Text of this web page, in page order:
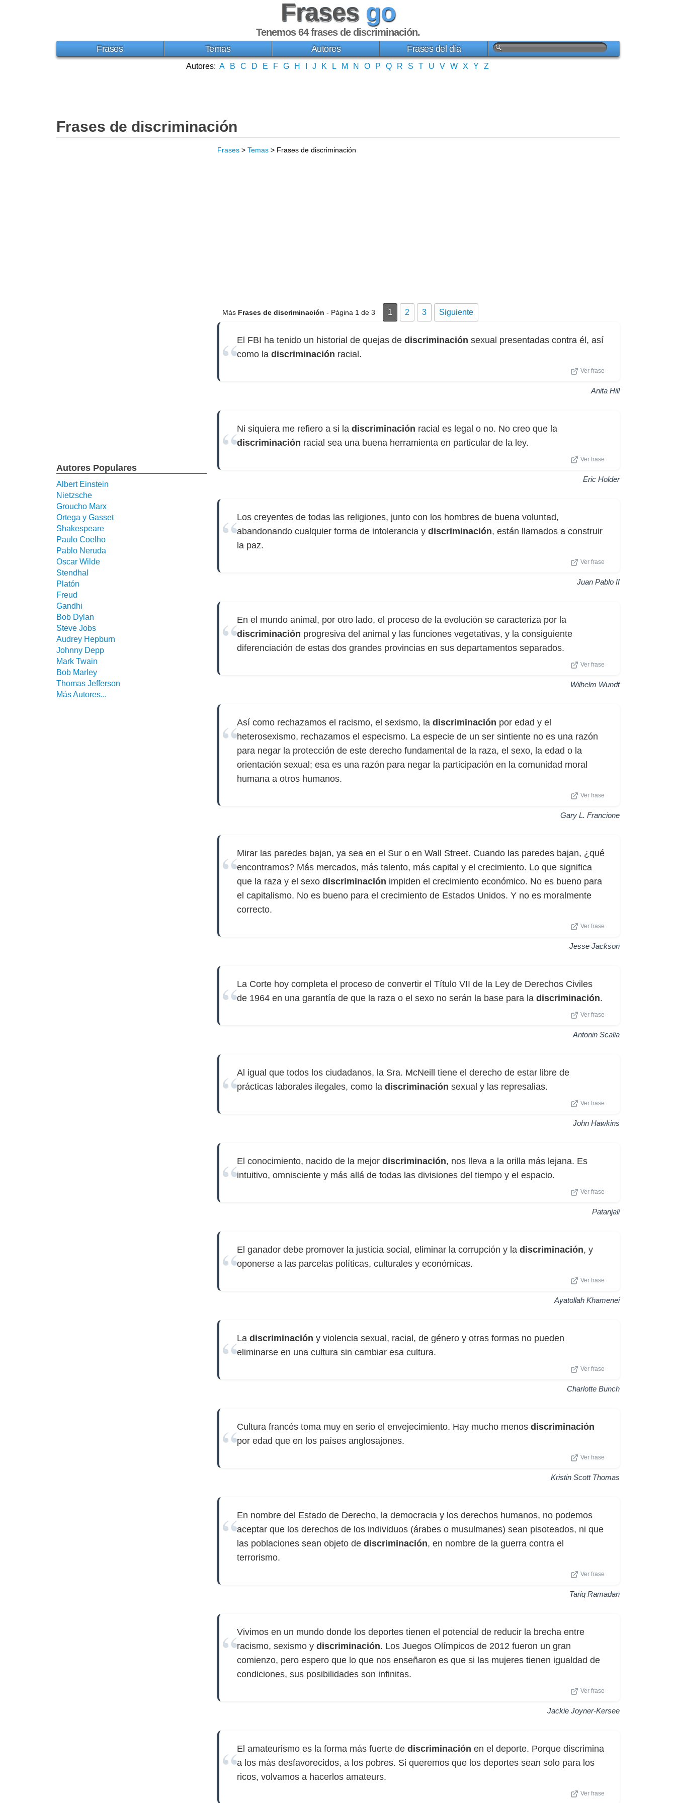
Frases go
Tenemos 64frases de discriminación.
Frases Temas Autores Frases del día
Autores: A B C D E F G H J K L M N O P Q R S T U V W X Y Z
Frases de discriminación
Frases > Temas > Frases de discriminación
Más Frases de discriminación - Página 1 de 3 1 2 3 Siguiente
El FBI ha tenido un historial de quejas de discriminación sexual presentadas contra él, así
como la discriminación racial.
Ver frase
Anita Hill
Ni siquiera me refiero a si la discriminación racial es legal o no. No creo que la
discriminación racial sea una buena herramienta en particular de la ley.
Ver frase
Eric Holder
Los creyentes de todas las religiones, junto con los hombres de buena voluntad,
abandonando cualquier forma de intolerancia y discriminación, están llamados a construir
la paz.
Ver frase
Juan Pablo II
En el mundo animal, por otro lado, el proceso de la evolución se caracteriza por la
discriminación progresiva del animal y las funciones vegetativas, y la consiguiente
diferenciación de estas dos grandes provincias en sus departamentos separados.
Ver frase
Wilhelm Wundt
Así como rechazamos el racismo, el sexismo, la discriminación por edad y el
heterosexismo, rechazamos el especismo. La especie de un ser sintiente no es una razón
para negar la protección de este derecho fundamental de la raza, el sexo, la edad o la
orientación sexual; esa es una razón para negar la participación en la comunidad moral
humana a otros humanos.
Ver frase
Gary L. Francione
Mirar las paredes bajan, ya sea en el Sur o en Wall Street. Cuando las paredes bajan, ¿qué
encontramos? Más mercados, más talento, más capital y el crecimiento. Lo que significa
que la raza y el sexo discriminación impiden el crecimiento económico. No es bueno para
el capitalismo. No es bueno para el crecimiento de Estados Unidos. Y no es moralmente
correcto.
Ver frase
Jesse Jackson
La Corte hoy completa el proceso de convertir el Título VII de la Ley de Derechos Civiles
de 1964 en una garantía de que la raza o el sexo no serán la base para la discriminación.
Ver frase
Antonin Scalia
Al igual que todos los ciudadanos, la Sra. McNeill tiene el derecho de estar libre de
prácticas laborales ilegales, como la discriminación sexual y las represalias.
Ver frase
John Hawkins
El conocimiento, nacido de la mejor discriminación, nos lleva a la orilla más lejana. Es
intuitivo, omnisciente y más allá de todas las divisiones del tiempo y el espacio.
Ver frase
Patanjali
El ganador debe promover la justicia social, eliminar la corrupción y la discriminación, y
oponerse a las parcelas políticas, culturales y económicas.
Ver frase
Ayatollah Khamenei
La discriminación y violencia sexual, racial, de género y otras formas no pueden
eliminarse en una cultura sin cambiar esa cultura.
Ver frase
Charlotte Bunch
Cultura francés toma muy en serio el envejecimiento. Hay mucho menos discriminación
por edad que en los países anglosajones.
Ver frase
Kristin Scott Thomas
En nombre del Estado de Derecho, la democracia y los derechos humanos, no podemos
aceptar que los derechos de los individuos (árabes o musulmanes) sean pisoteados, ni que
las poblaciones sean objeto de discriminación, en nombre de la guerra contra el
terrorismo.
Ver frase
Tariq Ramadan
Vivimos en un mundo donde los deportes tienen el potencial de reducir la brecha entre
racismo, sexismo y discriminación. Los Juegos Olímpicos de 2012 fueron un gran
comienzo, pero espero que lo que nos enseñaron es que si las mujeres tienen igualdad de
condiciones, sus posibilidades son infinitas.
Ver frase
Jackie Joyner-Kersee
El amateurismo es la forma más fuerte de discriminación en el deporte. Porque discrimina
a los más desfavorecidos, a los pobres. Si queremos que los deportes sean solo para los
ricos, volvamos a hacerlos amateurs.
Ver frase
Autores Populares
Albert Einstein
Nietzsche
Groucho Marx
Ortega y Gasset
Shakespeare
Paulo Coelho
Pablo Neruda
Oscar Wilde
Stendhal
Platón
Freud
Gandhi
Bob Dylan
Steve Jobs
Audrey Hepburn
Johnny Depp
Mark Twain
Bob Marley
Thomas Jefferson
Más Autores...